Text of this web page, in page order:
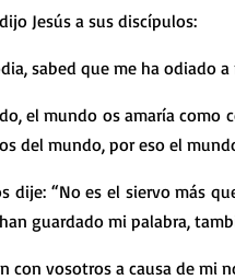
La vida espiritual
Retiro Adviento -
2023 Semana Santa
Jesús a sus discípulos:
sabed que me ha odiado
el mundo os amaría como
del mundo, por eso el
dije: “No es el siervo más
guardado mi palabra,
con vosotros a causa de mi